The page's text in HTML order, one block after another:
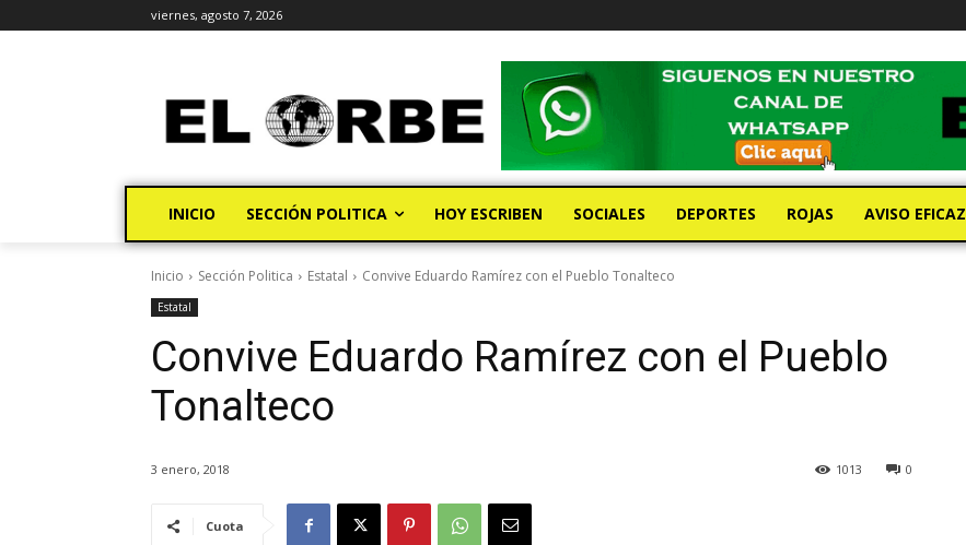
viernes, agosto 7, 2026
INICIO SECCIÓN POLITICA HOY ESCRIBEN SOCIALES DEPORTES ROJAS AVISO EFICAZ
Inicio Sección Politica Estatal Convive Eduardo Ramírez con el Pueblo Tonalteco
Estatal
Convive Eduardo Ramírez con el Pueblo
Tonalteco
3 enero, 2018 0
1013
Cuota